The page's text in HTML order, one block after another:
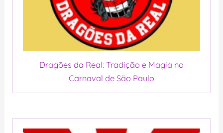
Dragões da Real: Tradição e Magia no
Carnaval de São Paulo